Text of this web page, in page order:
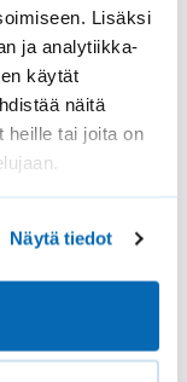
Lisäksi
ja analytiikka-
käytät
näitä
heille tai joita on
Näytä tiedot